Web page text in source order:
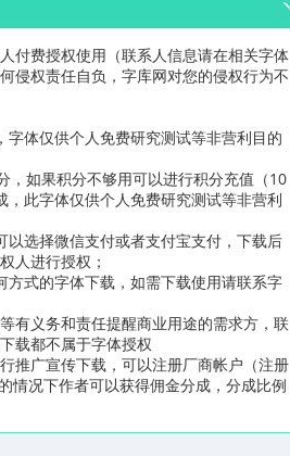
付费授权使用（联系人信息请在相关字体
侵权责任自负，字库网对您的侵权行为不
体仅供个人免费研究测试等非营利目的
，如果积分不够用可以进行积分充值（10
此字体仅供个人免费研究测试等非营利
选择微信支付或者支付宝支付，下载后
人进行授权；
式的字体下载，如需下载使用请联系字
有义务和责任提醒商业用途的需求方，联
载都不属于字体授权
推广宣传下载，可以注册厂商帐户（注册
况下作者可以获得佣金分成，分成比例